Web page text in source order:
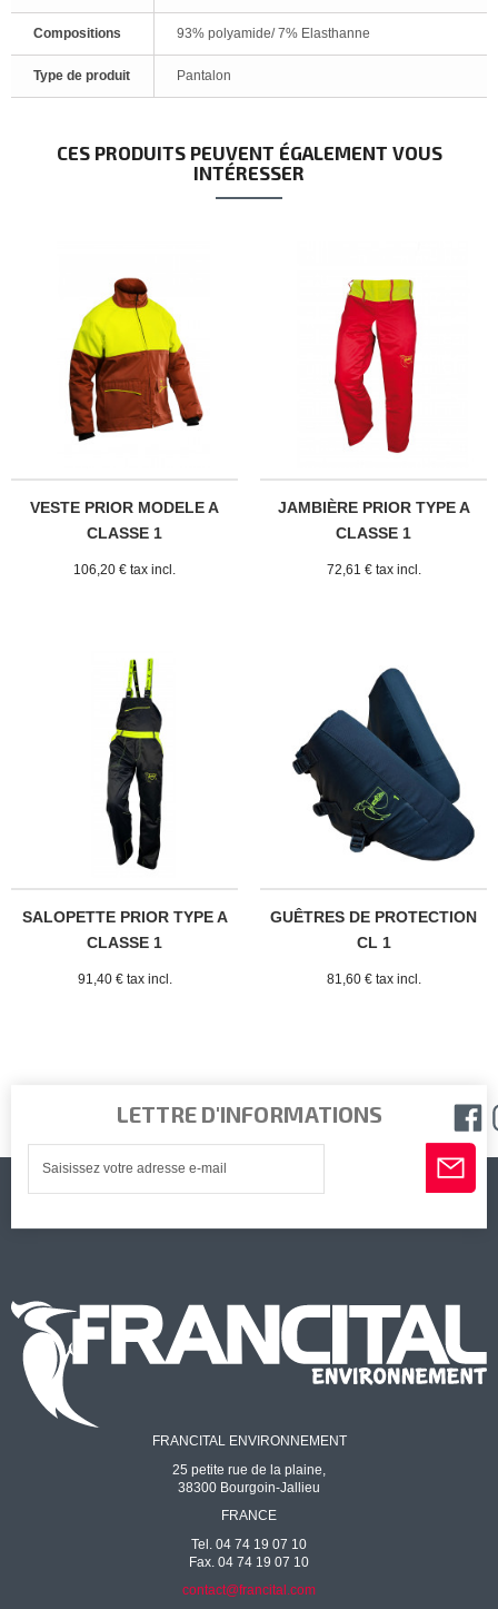
Compositions 93% polyamide/ 7% Elasthanne
Type de produit Pantalon
CES PRODUITS PEUVENT ÉGALEMENT VOUS
INTÉRESSER
VESTE PRIOR MODELE A
CLASSE 1
106,20 € tax incl.
JAMBIÈRE PRIOR TYPE A
CLASSE 1
72,61 € tax incl.
SALOPETTE PRIOR TYPE A
CLASSE 1
91,40 € tax incl.
GUÊTRES DE PROTECTION
CL 1
81,60 € tax incl.
LETTRE D'INFORMATIONS
FRANCITAL ENVIRONNEMENT
25 petite rue de la plaine,
38300 Bourgoin-Jallieu
FRANCE
Tel. 04 74 19 07 10
Fax. 04 74 19 07 10
contact@francital.com